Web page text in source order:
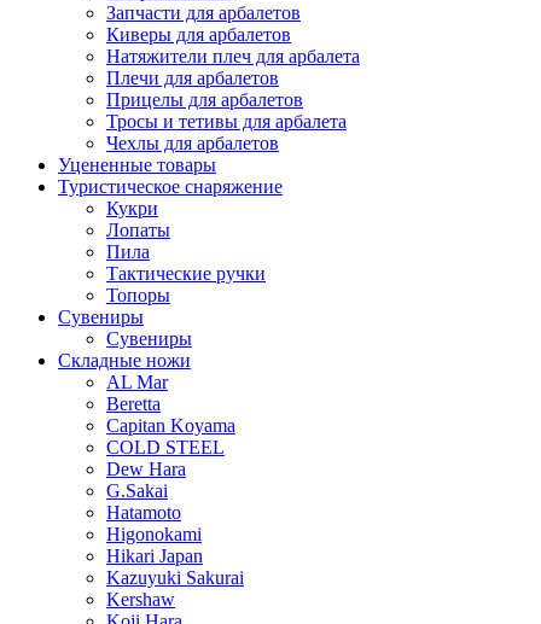
Запчасти для арбалетов
Киверы для арбалетов
Натяжители плеч для арбалета
Плечи для арбалетов
Прицелы для арбалетов
Тросы и тетивы для арбалета
Чехлы для арбалетов
Уцененные товары
Туристическое снаряжение
Кукри
Лопаты
Пила
Тактические ручки
Топоры
Сувениры
Сувениры
Складные ножи
AL Mar
Beretta
Capitan Koyama
COLD STEEL
Dew Hara
G.Sakai
Hatamoto
Higonokami
Hikari Japan
Kazuyuki Sakurai
Kershaw